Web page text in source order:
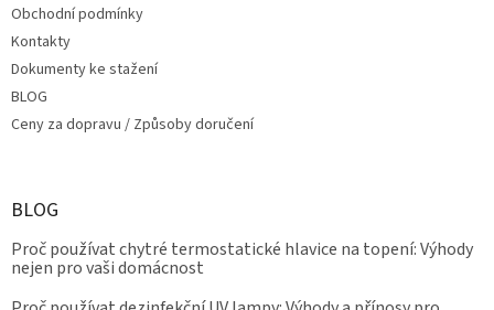
Obchodní podmínky
Kontakty
Dokumenty ke stažení
BLOG
Ceny za dopravu / Způsoby doručení
BLOG
Proč používat chytré termostatické hlavice na topení: Výhody
nejen pro vaši domácnost